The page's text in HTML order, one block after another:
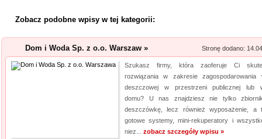
Kwant-Lab -
Akredytowane laboratorium
odwiedzić każdy, kogo
środowisku pracy i nie tylko.
aparaturę oraz wiedzę, by
elektro...
Zobacz podobne wpisy w tej kategorii:
Dom i Woda Sp. z o.o. Warszaw » Stronę dodano:
Szukasz firmy, która zaoferuje Ci
rozwiązania w zakresie zagospodarowania
deszczowej w przestrzeni publicznej lub
domu? U nas znajdziesz nie tylko
deszczówkę, lecz również wyposażenie, a
gotowe systemy, mini-rekuperatory i
niez... zobacz szczegóły wpisu »